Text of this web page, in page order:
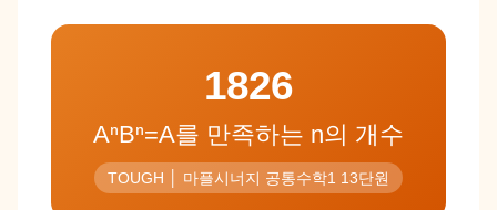
1826
AⁿBⁿ=A를 만족하는 n의 개수
TOUGH │ 마플시너지 공통수학1 13단원